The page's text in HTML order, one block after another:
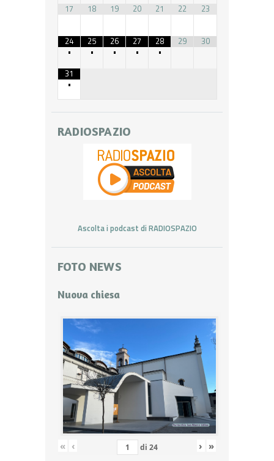
17
18 19 20 21 22 23
24
•
25
•
26
•
27
•
28
•
29 30
31
•
RADIOSPAZIO
Ascolta i podcast di RADIOSPAZIO
FOTO NEWS
Nuova chiesa
« ‹ di 24 › »